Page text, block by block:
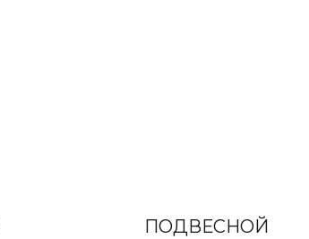
ПОДВЕСНОЙ